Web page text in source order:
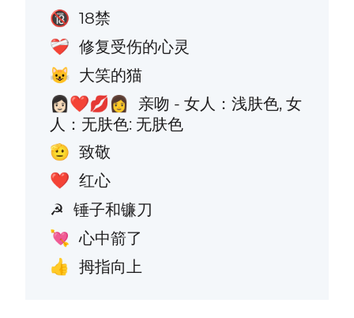
🔞 18禁
❤️‍🩹 修复受伤的心灵
😺 大笑的猫
👩🏻‍❤️‍💋‍👩
亲吻 - 女人：浅肤色, 女
人：无肤色: 无肤色
🫡 致敬
❤️ 红心
☭ 锤子和镰刀
💘 心中箭了
👍 拇指向上